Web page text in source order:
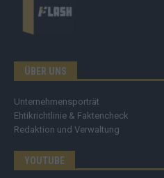
ÜBER UNS
Unternehmensporträt
Ehtikrichtlinie & Faktencheck
Redaktion und Verwaltung
YOUTUBE